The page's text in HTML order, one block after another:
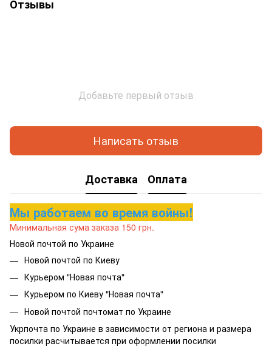
Отзывы
Добавьте первый отзыв
Написать отзыв
Доставка Оплата
Мы работаем во время войны!
Минимальная сума заказа 150 грн.
Новой почтой по Украине
Новой почтой по Киеву
Курьером "Новая почта"
Курьером по Киеву "Новая почта"
Новой почтой почтомат по Украине
Укрпочта по Украине в зависимости от региона и размера
посилки расчитывается при оформлении посилки